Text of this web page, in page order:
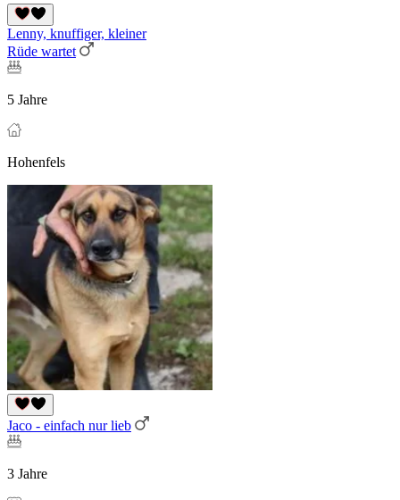
Lenny, knuffiger, kleiner
Rüde wartet
5 Jahre
Hohenfels
Jaco - einfach nur lieb
3 Jahre